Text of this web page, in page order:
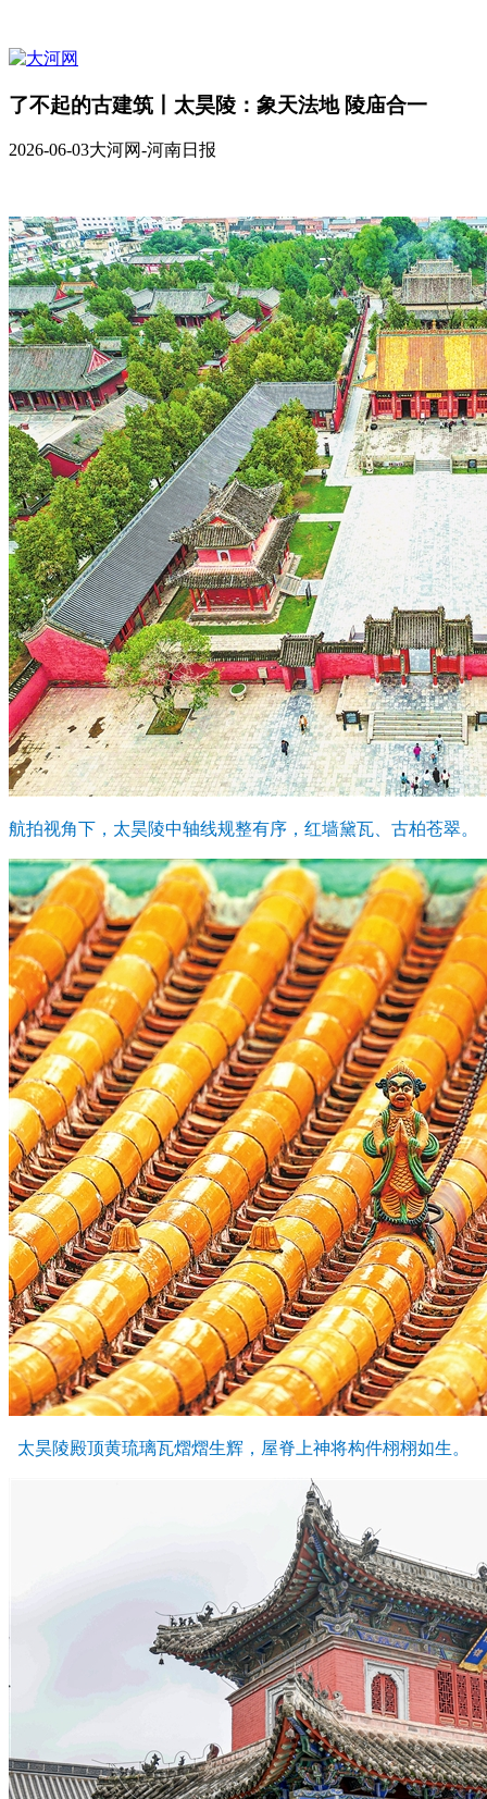
了不起的古建筑丨太昊陵：象天法地 陵庙合一
2026-06-03大河网-河南日报
航拍视角下，太昊陵中轴线规整有序，红墙黛瓦、古柏苍翠。
太昊陵殿顶黄琉璃瓦熠熠生辉，屋脊上神将构件栩栩如生。